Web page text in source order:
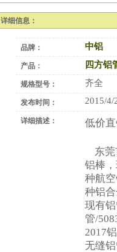
详细信息：
品牌： 中铝
产品： 四方铝
规格型号： 齐全
发布时间： 2015/4/
详细描述： 低价
东莞
铝棒
种航
种铝
现有
管/
2017
无缝